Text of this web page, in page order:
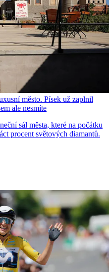
město. Písek už zaplnil
ale nesmíte
sál města, které na počátku
procent světových diamantů.